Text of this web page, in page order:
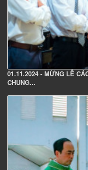
01.11.2024 - MỪNG LỄ
CHUNG...